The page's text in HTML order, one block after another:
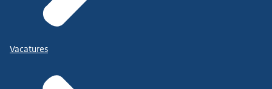
Vacatures